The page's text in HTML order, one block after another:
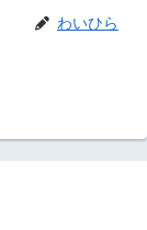
わいひら